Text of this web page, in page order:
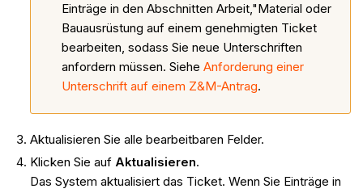
Einträge in den Abschnitten Arbeit,"Material oder
Bauausrüstung auf einem genehmigten Ticket
bearbeiten, sodass Sie neue Unterschriften
anfordern müssen. SieheAnforderung einer
Unterschrift auf einem Z&M-Antrag.
Aktualisieren Sie alle bearbeitbaren Felder.
Klicken Sie auf Aktualisieren.
Das System aktualisiert das Ticket. Wenn Sie Einträge in